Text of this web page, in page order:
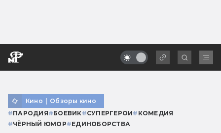
Кино | Обзоры кино
#ПАРОДИЯ#БОЕВИК#СУПЕРГЕРОИ# КОМЕДИЯ
#ЧЁРНЫЙ ЮМОР#ЕДИНОБОРСТВА